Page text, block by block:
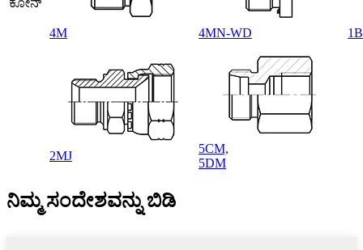
ಕೋನ್
4M 4MN-WD
2MJ
5CM,
5DM
ನಿಮ್ಮ ಸಂದೇಶವನ್ನು ಬಿಡಿ